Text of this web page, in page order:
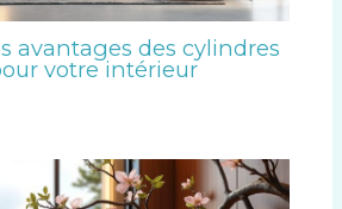
avantages des cylindres
votre intérieur